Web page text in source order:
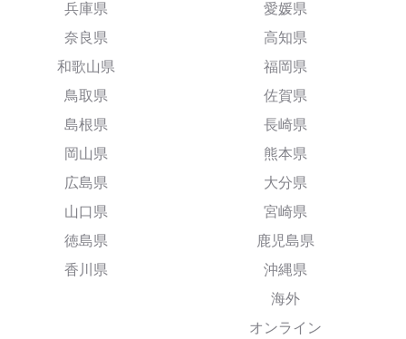
兵庫県
奈良県
和歌山県
鳥取県
島根県
岡山県
広島県
山口県
徳島県
香川県
愛媛県
高知県
福岡県
佐賀県
長崎県
熊本県
大分県
宮崎県
鹿児島県
沖縄県
海外
オンライン